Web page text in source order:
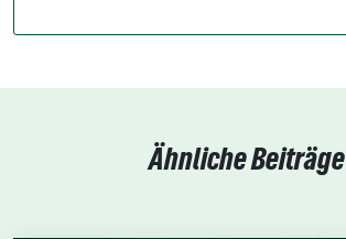
Ähnliche Beiträge